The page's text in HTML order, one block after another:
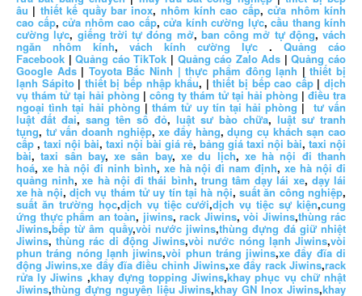
âu | thiết kế quầy bar inox, nhôm kính cao cấp,cửa nhôm kính
cao cấp, cửa nhôm cao cấp, cửa kính cường lực, cầu thang kính
cường lực, giếng trời tự đóng mở, ban công mở tự động, vách
ngăn nhôm kính, vách kính cường lực .Quảng cáo
Facebook |Quảng cáo TikTok | Quảng cáo Zalo Ads |Quảng cáo
Google Ads| Toyota Bắc Ninh | thực phẩm đông lạnh |thiết bị
lạnh Sápito |thiết bị bếp nhập khẩu, |thiết bị bếp cao cấp|dịch
vụ thám tử tại hải phòng | công ty thám tử tại hải phòng |điều tra
ngoại tình tại hải phòng |thám tử uy tín tại hải phòng | tư vấn
luật đất đai, sang tên sổ đỏ, luật sư bào chữa, luật sư tranh
tụng, tư vấn doanh nghiệp,xe đẩy hàng,dụng cụ khách sạn cao
cấp, taxi nội bài, taxi nội bài giá rẻ, bảng giá taxi nội bài, taxi nội
bài,taxi sân bay,xe sân bay,xe du lịch, xe hà nội đi thanh
hoá, xe hà nội đi ninh bình, xe hà nội đi nam định,xe hà nội đi
quảng ninh,xe hà nội đi thái bình, trung tâm dạy lái xe, dạy lái
xe hà nội,dịch vụ thám tử uy tín tại hà nội,suất ăn công nghiệp,
suất ăn trường học,dịch vụ tiệc cưới,dịch vụ tiệc sự kiện,cung
ứng thực phẩm an toàn, jiwins, rack Jiwins, vòi Jiwins,thùng rác
Jiwins,bếp từ âm quầy,vòi nước jiwins,thùng đựng đá giữ nhiệt
Jiwins,thùng rác di động Jiwins,vòi nước nóng lạnh Jiwins,vòi
phun tráng nóng lạnh jiwins,vòi phun tráng jiwins,xe đẩy đĩa di
động Jiwins,xe đẩy đĩa điều chỉnh Jiwins,xe đẩy rack Jiwins,rack
rửa ly Jiwins ,khay đựng topping Jiwins,khay phục vụ chữ nhật
Jiwins,thùng đựng nguyên liệu Jiwins,khay GN Inox Jiwins,khay